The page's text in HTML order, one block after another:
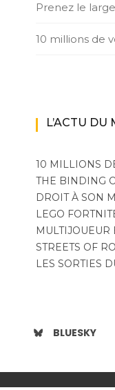
Prenez le
10 millions de
L’ACTU
10 MILLIONS
THE BINDING
DROIT À SON
LEGO
MULTIJOUEUR
STREETS OF
LES SORTIES
BLUESKY